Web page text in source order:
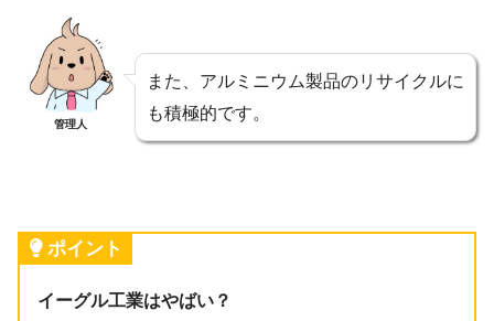
管理人
また、アルミニウム製品のリサイクルに
も積極的です。
ポイント
イーグル工業はやばい？